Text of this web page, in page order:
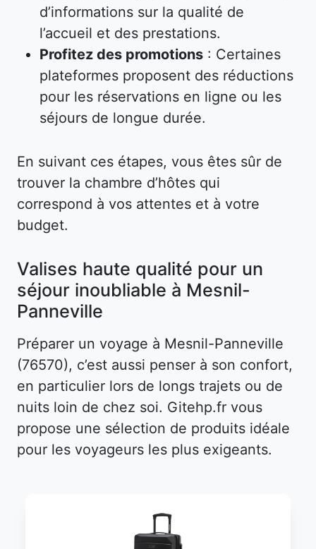
d’informations sur la qualité de
l’accueil et des prestations.
Profitez des promotions : Certaines
plateformes proposent des réductions
pour les réservations en ligne ou les
séjours de longue durée.
En suivant ces étapes, vous êtes sûr de
trouver la chambre d’hôtes qui
correspond à vos attentes et à votre
budget.
Valises haute qualité pour un
séjour inoubliable à Mesnil-
Panneville
Préparer un voyage à Mesnil-Panneville
(76570), c’est aussi penser à son confort,
en particulier lors de longs trajets ou de
nuits loin de chez soi. Gitehp.fr vous
propose une sélection de produits idéale
pour les voyageurs les plus exigeants.